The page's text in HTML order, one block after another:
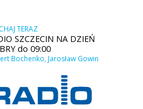
TERAZ
SZCZECIN NA DZIEŃ
do 09:00
Bochenko, Jarosław Gowin